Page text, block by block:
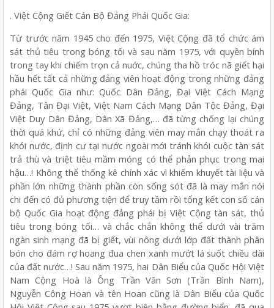
. Việt Cộng Giết Cán Bộ Đảng Phái Quốc Gia:
Từ trước năm 1945 cho đến 1975, Việt Cộng đã tổ chức ám
sát thủ tiêu trong bóng tối và sau năm 1975, với quyền bính
trong tay khi chiếm trọn cả nuớc, chúng tha hồ tróc nã giết hại
hầu hết tất cả những đảng viên hoạt động trong những đảng
phái Quốc Gia như: Quốc Dân Đảng, Đại Việt Cách Mạng
Đảng, Tân Đại Việt, Việt Nam Cách Mạng Dân Tộc Đảng, Đại
Việt Duy Dân Đảng, Dân Xã Đảng,… đã từng chống lại chúng
thời quá khứ, chỉ có những đảng viên may mắn chạy thoát ra
khỏi nước, định cư tại nước ngoài mới tránh khỏi cuộc tàn sát
trả thù và triệt tiêu mầm móng có thể phản phục trong mai
hậu…! Không thể thống kê chính xác vì khiếm khuyết tài liệu và
phần lớn những thành phần còn sống sót đã là may mắn nói
chi đến có đủ phương tiện để truy tầm rồi tổng kết con số cán
bộ Quốc Gia hoạt động đảng phái bị Việt Cộng tàn sát, thủ
tiêu trong bóng tối… và chắc chắn không thể dưới vài trăm
ngàn sinh mạng đã bị giết, vùi nông dưới lớp đất thành phân
bón cho đám rợ hoang đua chen xanh mướt lá suốt chiều dài
của đất nước…! Sau năm 1975, hai Dân Biểu của Quốc Hội Việt
Nam Cộng Hoà là Ông Trần Văn Sơn (Trần Bình Nam),
Nguyễn Công Hoan và tên Hoan cũng là Dân Biểu của Quốc